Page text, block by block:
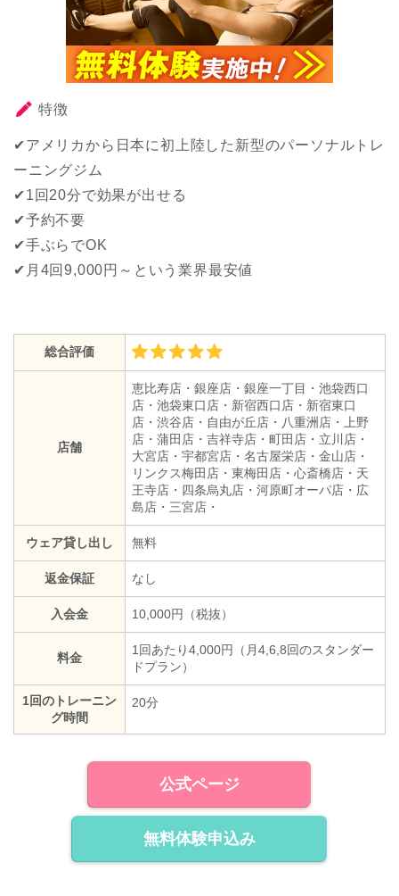
特徴
✔アメリカから日本に初上陸した新型のパーソナルトレ
ーニングジム
✔1回20分で効果が出せる
✔予約不要
✔手ぶらでOK
✔月4回9,000円～という業界最安値
総合評価
店舗
恵比寿店・銀座店・銀座一丁目・池袋西口
店・池袋東口店・新宿西口店・新宿東口
店・渋谷店・自由が丘店・八重洲店・上野
店・蒲田店・吉祥寺店・町田店・立川店・
大宮店・宇都宮店・名古屋栄店・金山店・
リンクス梅田店・東梅田店・心斎橋店・天
王寺店・四条烏丸店・河原町オーパ店・広
島店・三宮店・
ウェア貸し出し 無料
返金保証 なし
入会金 10,000円（税抜）
料金
1回あたり4,000円（月4,6,8回のスタンダー
ドプラン）
1回のトレーニン
グ時間
20分
公式ページ
無料体験申込み